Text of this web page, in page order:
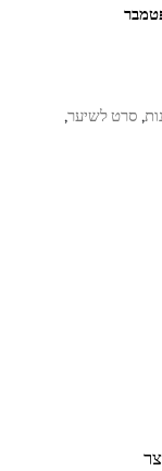
, סרט לשיער,